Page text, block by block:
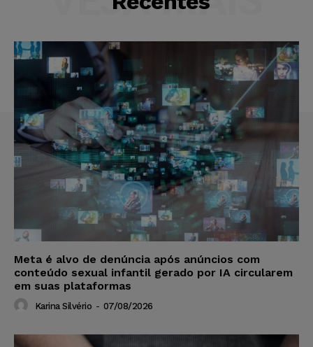
Meta é alvo de denúncia após anúncios com
conteúdo sexual infantil gerado por IA circularem
em suas plataformas
Karina Silvério - 07/08/2026